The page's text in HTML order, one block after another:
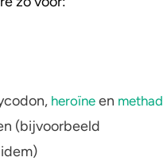
heroïne en
(bijvoorbeeld